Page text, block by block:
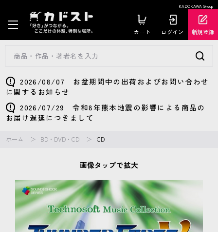
KADOKAWA Group
カート ログイン 新規登録
2026/08/07 お盆期間中の出荷およびお問い合わせ
に関するお知らせ
2026/07/29 令和8年熊本地震の影響による商品の
お届け遅延につきまして
ホーム BD・DVD・CD CD
画像タップで拡大